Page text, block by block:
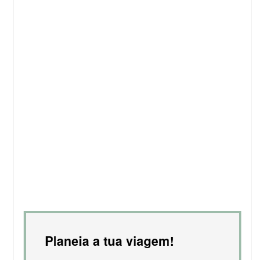
Planeia a tua viagem!